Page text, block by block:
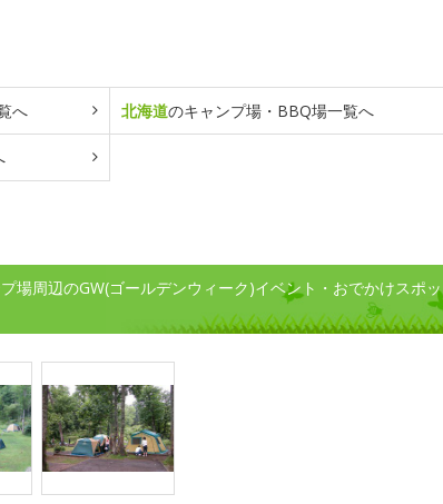
へ 北海道のキャンプ場・BBQ場一覧へ
場周辺のGW(ゴールデンウィーク)イベント・おでかけスポッ